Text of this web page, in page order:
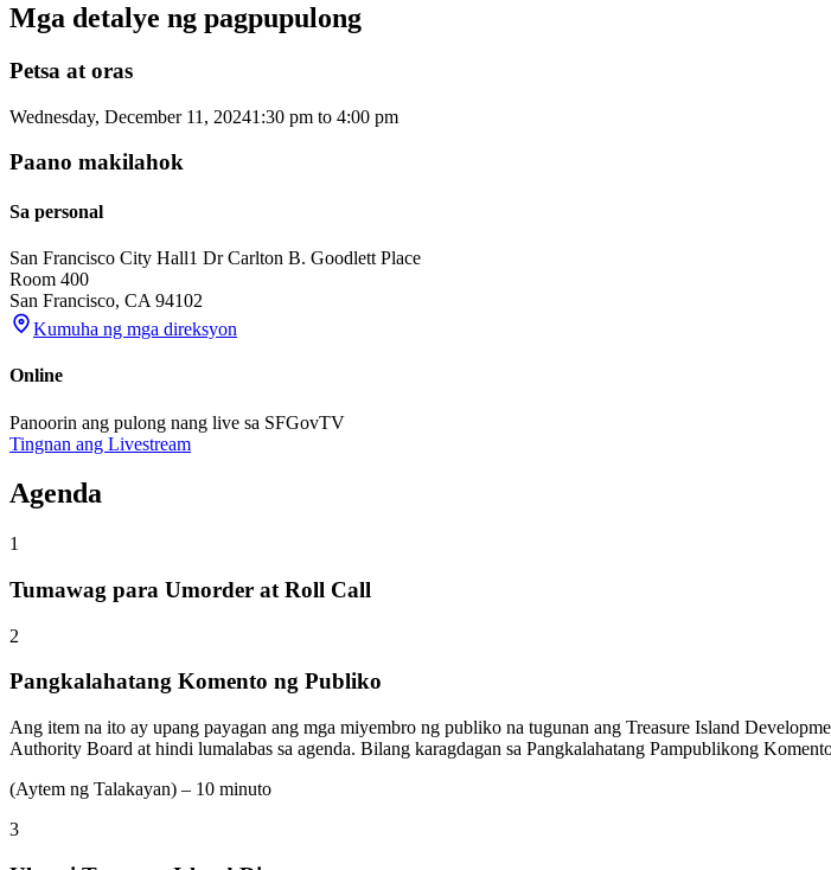
Mga detalye ng pagpupulong
Petsa at oras
Wednesday, December 11, 20241:30 pm to 4:00 pm
Paano makilahok
Sa personal
San Francisco City Hall1 Dr Carlton B. Goodlett Place
Room 400
San Francisco, CA 94102
Kumuha ng mga direksyon
Online
Panoorin ang pulong nang live sa SFGovTV
Tingnan ang Livestream
Agenda
1
Tumawag para Umorder at Roll Call
2
Pangkalahatang Komento ng Publiko
Ang item na ito ay upang payagan ang mga miyembro ng publiko na tugunan ang Treasure Island
Authority Board at hindi lumalabas sa agenda. Bilang karagdagan sa Pangkalahatang Pampublikong
(Aytem ng Talakayan) – 10 minuto
3